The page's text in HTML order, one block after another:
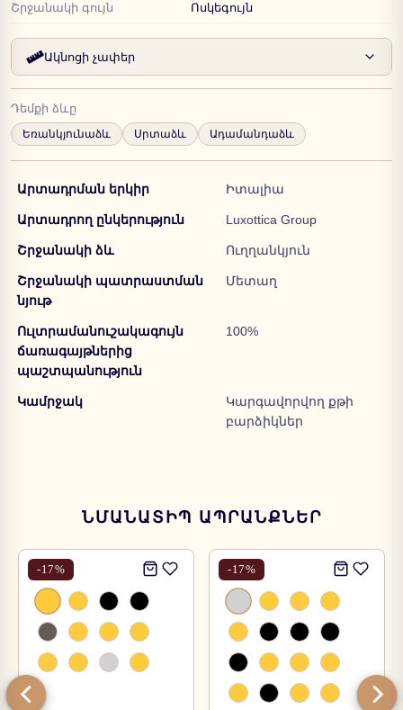
Շրջանակի գույն Ոսկեգույն
Ակնոցի չափեր
Դեմքի ձևը
Եռանկյունաձև Սրտաձև Ադամանդաձև
Արտադրման երկիր Իտալիա
Արտադրող ընկերություն Luxottica Group
Շրջանակի ձև Ուղղանկյուն
Շրջանակի պատրաստման
նյութ
Մետաղ
Ուլտրամանուշակագույն
ճառագայթներից
պաշտպանություն
100%
Կամրջակ
Կարգավորվող քթի
բարձիկներ
ՆՄԱՆԱՏԻՊ ԱՊՐԱՆՔՆԵՐ
-17% -17%